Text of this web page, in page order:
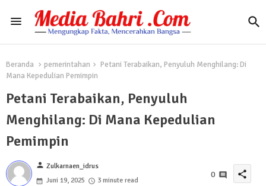
Beranda pemerintahan
Petani Terabaikan, Penyuluh Menghilang: Di
Mana Kepedulian Pemimpin
Petani Terabaikan, Penyuluh
Menghilang: Di Mana Kepedulian
Pemimpin
person Zulkarnaen_idrus
Juni 19, 2025
3 minute read
0 share